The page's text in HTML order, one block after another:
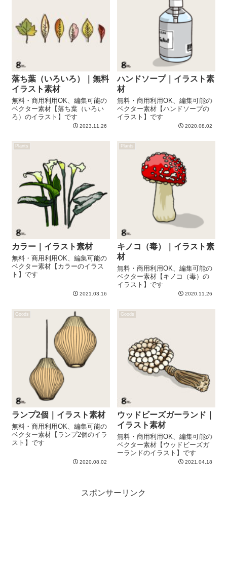
落ち葉（いろいろ）｜無料
イラスト素材
無料・商用利用OK、編集可能の
ベクター素材【落ち葉（いろい
ろ）のイラスト】です
2023.11.26
ハンドソープ｜イラスト素
材
無料・商用利用OK、編集可能の
ベクター素材【ハンドソープの
イラスト】です
2020.08.02
Plants
カラー｜イラスト素材
無料・商用利用OK、編集可能の
ベクター素材【カラーのイラス
ト】です
2021.03.16
Plants
キノコ（毒）｜イラスト素
材
無料・商用利用OK、編集可能の
ベクター素材【キノコ（毒）の
イラスト】です
2020.11.26
Goods
ランプ2個｜イラスト素材
無料・商用利用OK、編集可能の
ベクター素材【ランプ2個のイラ
スト】です
2020.08.02
Goods
ウッドビーズガーランド｜
イラスト素材
無料・商用利用OK、編集可能の
ベクター素材【ウッドビーズガ
ーランドのイラスト】です
2021.04.18
スポンサーリンク